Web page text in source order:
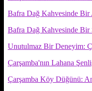
Bafra Dağ Kahvesinde Bir
Bafra Dağ Kahvesinde Bir
Unutulmaz Bir Deneyim:
Çarşamba'nın Lahana
Çarşamba Köy Düğünü: